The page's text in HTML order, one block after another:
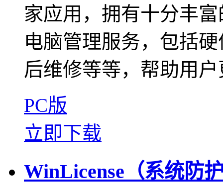
家应用，拥有十分丰
电脑管理服务，包括
后维修等等，帮助用
PC版
立即下载
WinLicense（系统防